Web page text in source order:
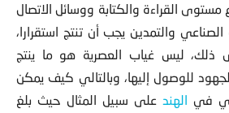
مستوى القراءة والكتابة ووسائل الاتصال
الصناعي والتمدين يجب أن تنتج استقرارا،
ذلك، ليس غياب العصرية هو ما ينتج
للوصول إليها، وبالتالي كيف يمكن
في الهند على سبيل المثال حيث بلغ